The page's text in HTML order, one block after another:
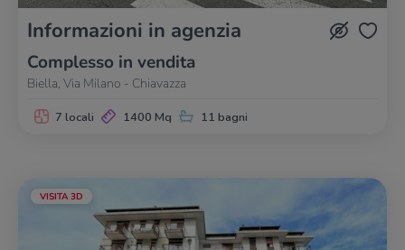
Informazioni in agenzia
Complesso in vendita
Biella, Via Milano - Chiavazza
7 locali 1400 Mq 11 bagni
VISITA 3D